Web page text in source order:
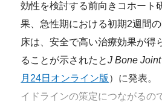
効性を検討する前向きコホート
果、急性期における初期2週間
床は、安全で高い治療効果が得
ることが示されたとJ Bone
月24日オンライン版 ）に発表。
イドラインの策定につながるの